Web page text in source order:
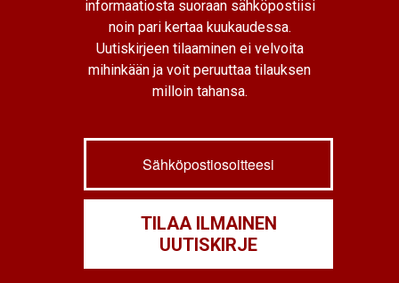
informaatiosta suoraan sähköpostiisi
noin pari kertaa kuukaudessa.
Uutiskirjeen tilaaminen ei velvoita
mihinkään ja voit peruuttaa tilauksen
milloin tahansa.